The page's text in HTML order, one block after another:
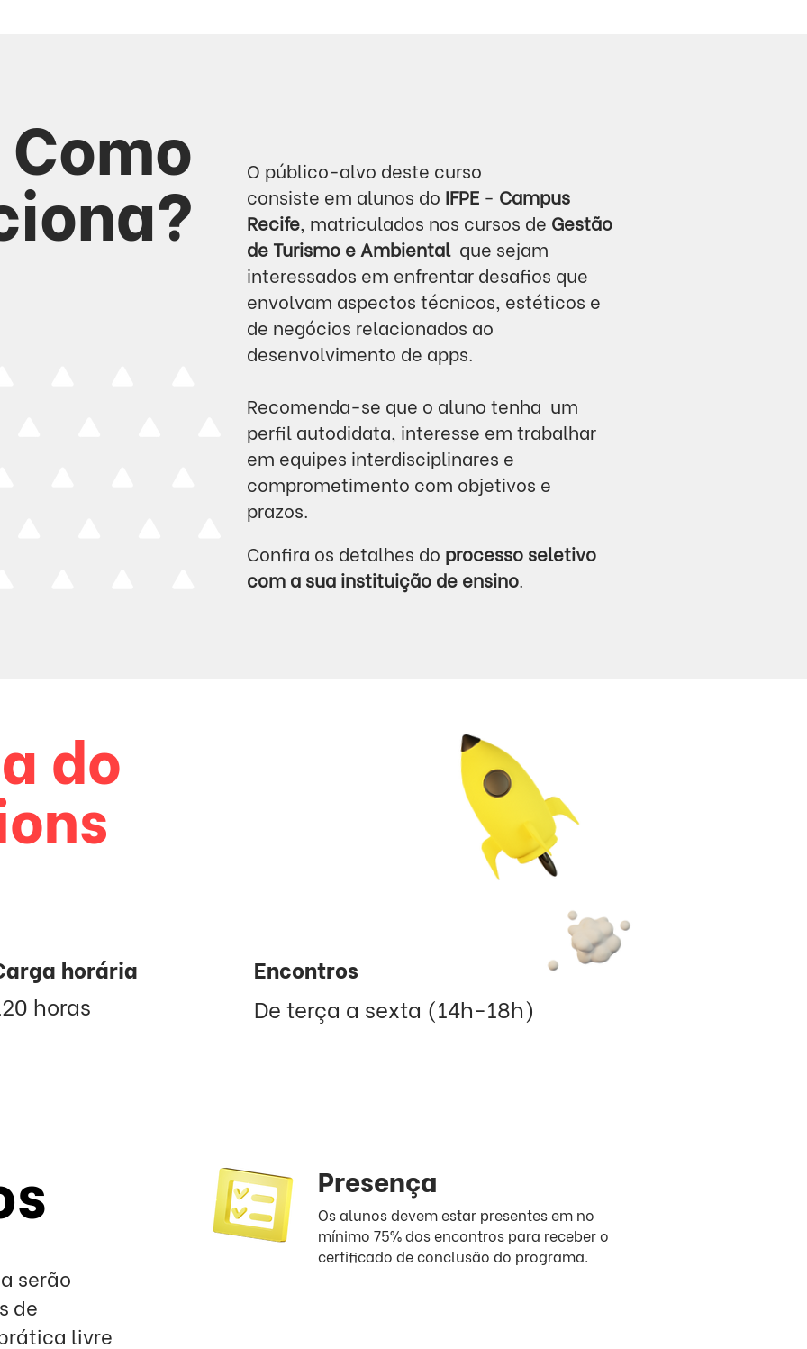
Como
O público-alvo deste curso
consiste em alunos do IFPE - Campus
Recife, matriculados nos cursos de Gestão
de Turismo e Ambientalque sejam
interessados em enfrentar desafios que
envolvam aspectos técnicos, estéticos e
de negócios relacionados ao
desenvolvimento de apps.
Recomenda-se que o aluno tenha um
perfil autodidata, interesse em trabalhar
em equipes interdisciplinares e
comprometimento com objetivos e
prazos.
Confira os detalhes do processo seletivo
com a sua instituição de ensino.
do
horária
horas
Encontros
De terça a sexta (14h-18h)
serão
de
livre
Presença
Os alunos devem estar presentes em no
mínimo 75% dos encontros para receber o
certificado de conclusão do programa.